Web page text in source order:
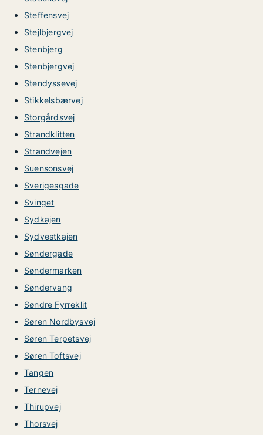
Steffensvej
Stejlbjergvej
Stenbjerg
Stenbjergvej
Stendyssevej
Stikkelsbærvej
Storgårdsvej
Strandklitten
Strandvejen
Suensonsvej
Sverigesgade
Svinget
Sydkajen
Sydvestkajen
Søndergade
Søndermarken
Søndervang
Søndre Fyrreklit
Søren Nordbysvej
Søren Terpetsvej
Søren Toftsvej
Tangen
Ternevej
Thirupvej
Thorsvej